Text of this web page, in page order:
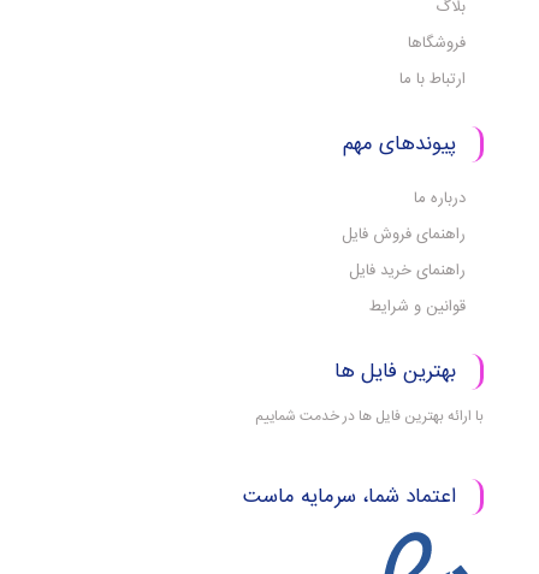
بلاگ
فروشگاها
ارتباط با ما
پیوندهای مهم
درباره ما
راهنمای فروش فایل
راهنمای خرید فایل
قوانین و شرایط
بهترین فایل ها
با ارائه بهترین فایل ها در خدمت شماییم
اعتماد شما، سرمایه ماست